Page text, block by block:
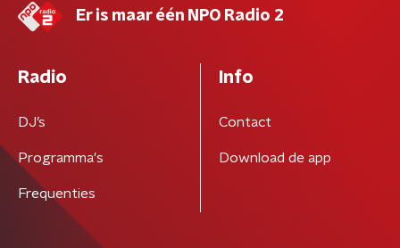
Er is maar één NPO Radio 2
Radio
DJ’s
Programma's
Frequenties
Info
Contact
Download de app